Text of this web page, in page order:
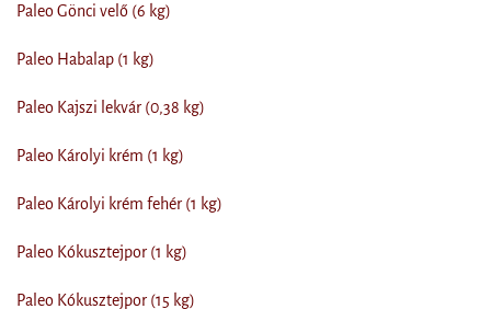
Paleo Gönci velő (6 kg)
Paleo Habalap (1 kg)
Paleo Kajszi lekvár (0,38 kg)
Paleo Károlyi krém (1 kg)
Paleo Károlyi krém fehér (1 kg)
Paleo Kókusztejpor (1 kg)
Paleo Kókusztejpor (15 kg)